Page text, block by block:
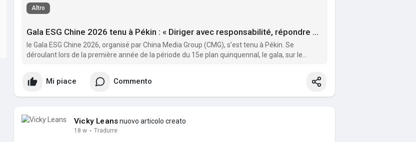
Altro
Gala ESG Chine 2026 tenu à Pékin : « Diriger avec responsabilité, répondre à l’époque »
le Gala ESG Chine 2026, organisé par China Media Group (CMG), s’est tenu à Pékin. Se
déroulant lors de la première année de la période du 15e plan quinquennal, le gala, sur le
Mi piace Commento
Vicky Leansnuovo articolo creato
18 w · Tradurre